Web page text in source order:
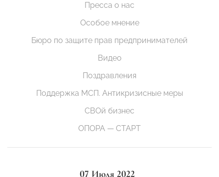
Пресса о нас
Особое мнение
Бюро по защите прав предпринимателей
Видео
Поздравления
Поддержка МСП. Антикризисные меры
СВОй бизнес
ОПОРА — СТАРТ
07 Июля 2022